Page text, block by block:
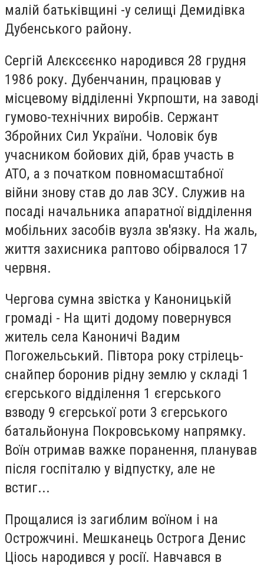
малій батьківщині -у селищі Демидівка
Дубенського району.
Сергій Алєксєєнко народився 28 грудня
1986 року. Дубенчанин, працював у
місцевому відділенні Укрпошти, на заводі
гумово-технічних виробів. Сержант
Збройних Сил України. Чоловік був
учасником бойових дій, брав участь в
АТО, а з початком повномасштабної
війни знову став до лав ЗСУ. Служив на
посаді начальника апаратної відділення
мобільних засобів вузла зв'язку. На жаль,
життя захисника раптово обірвалося 17
червня.
Чергова сумна звістка у Каноницькій
громаді - На щиті додому повернувся
житель села Каноничі Вадим
Погожельський. Півтора року стрілець-
снайпер боронив рідну землю у складі 1
єгерського відділення 1 єгерського
взводу 9 єгерської роти 3 єгерського
батальйонуна Покровському напрямку.
Воїн отримав важке поранення, планував
після госпіталю у відпустку, але не
встиг...
Прощалися із загиблим воїном і на
Острожчині. Мешканець Острога Денис
Ціось народився у росії. Навчався в